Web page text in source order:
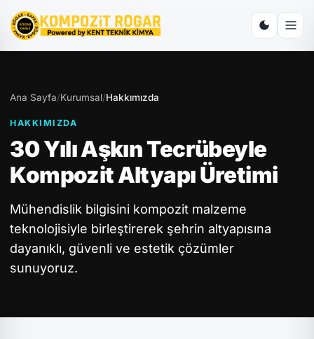
Ana Sayfa/Kurumsal/Hakkımızda
HAKKIMIZDA
30 Yılı Aşkın Tecrübeyle
Kompozit Altyapı Üretimi
Mühendislik bilgisini kompozit malzeme
teknolojisiyle birleştirerek şehrin altyapısına
dayanıklı, güvenli ve estetik çözümler
sunuyoruz.